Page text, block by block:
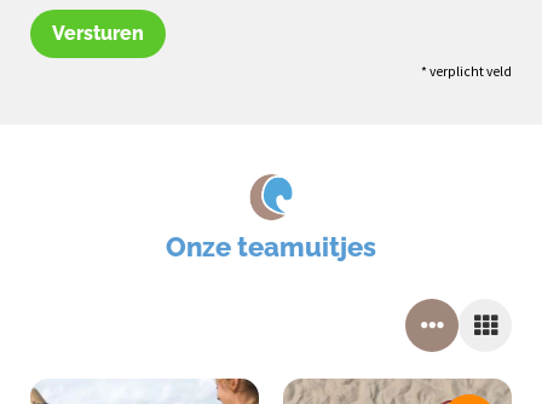
Versturen
* verplicht veld
Onze teamuitjes